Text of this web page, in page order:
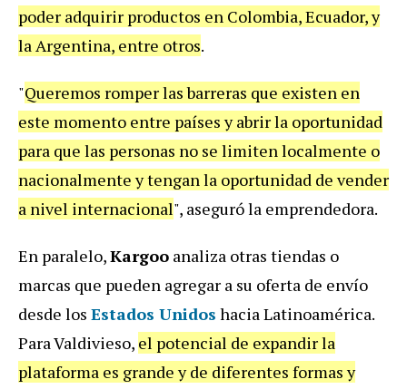
poder adquirir productos en Colombia, Ecuador, y
la Argentina, entre otros.
"Queremos romper las barreras que existen en
este momento entre países y abrir la oportunidad
para que las personas no se limiten localmente o
nacionalmente y tengan la oportunidad de vender
a nivel internacional", aseguró la emprendedora.
En paralelo,Kargoo analiza otras tiendas o
marcas que pueden agregar a su oferta de envío
desde los Estados Unidos hacia Latinoamérica.
Para Valdivieso, el potencial de expandir la
plataforma es grande y de diferentes formas y